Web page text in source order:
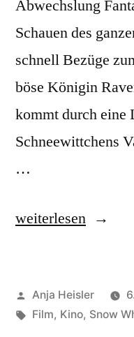
Abwechslung
Schauen des
schnell Bezüge
böse Königin
kommt durch eine
Schneewittchens
…
„Snow
the
Gospel?“
weiterlesen
Veröffentlicht
von
Anja Heisler
Schlagwörter:
Film, Kino, Snow